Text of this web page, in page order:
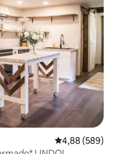
4,88 de uma
4,88 (589)